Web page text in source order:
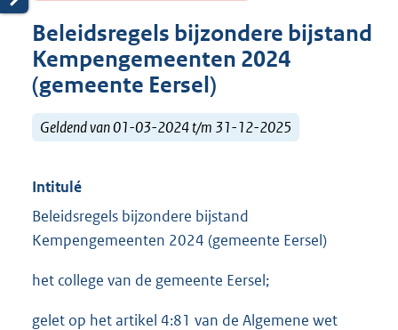
Beleidsregels bijzondere bijstand
Kempengemeenten 2024
(gemeente Eersel)
Geldend van 01-03-2024 t/m 31-12-2025
Intitulé
Beleidsregels bijzondere bijstand
Kempengemeenten 2024 (gemeente Eersel)
het college van de gemeente Eersel;
gelet op het artikel 4:81 van de Algemene wet